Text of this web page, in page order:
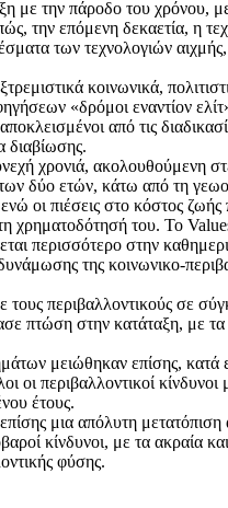
με την πάροδο του χρόνου,
την επόμενη δεκαετία, η
των τεχνολογιών
κοινωνικά,
«δρόμοι εναντίον
από τις
διαβίωσης.
χρονιά, ακολουθούμενη
δύο ετών, κάτω από τη
οι πιέσεις στο κόστος
χρηματοδότησή του. Το
περισσότερο στην
της κοινωνικο-
περιβαλλοντικούς σε
πτώση στην κατάταξη, με
μειώθηκαν επίσης, κατά
οι περιβαλλοντικοί
έτους.
μια απόλυτη μετατόπιση
κίνδυνοι, με τα ακραία
φύσης.